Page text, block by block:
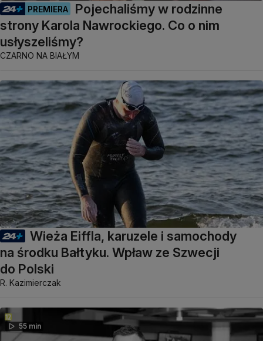
PREMIERA
Pojechaliśmy w rodzinne
strony Karola Nawrockiego. Co o nim
usłyszeliśmy?
CZARNO NA BIAŁYM
Wieża Eiffla, karuzele i samochody
na środku Bałtyku. Wpław ze Szwecji
do Polski
R. Kazimierczak
55 min